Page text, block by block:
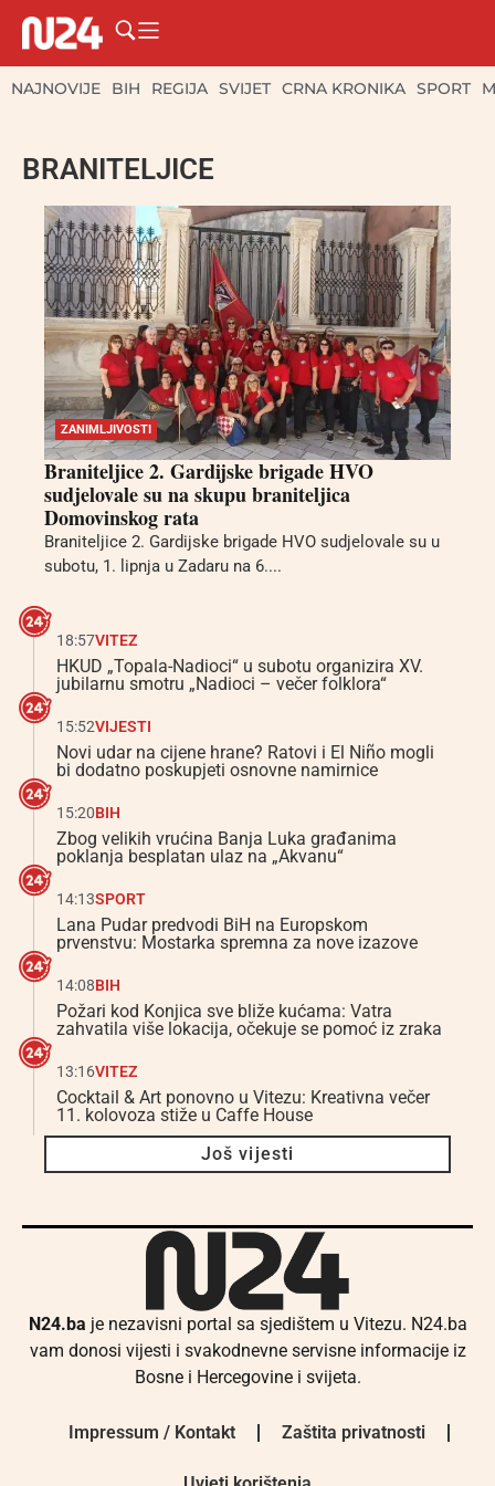
NAJNOVIJE BIH REGIJA SVIJET CRNA KRONIKA SPORT
BRANITELJICE
ZANIMLJIVOSTI
Braniteljice 2. Gardijske brigade HVO
sudjelovale su na skupu braniteljica
Domovinskog rata
Braniteljice 2. Gardijske brigade HVO sudjelovale su u
subotu, 1. lipnja u Zadaru na 6....
18:57VITEZ
HKUD „Topala-Nadioci“ u subotu organizira XV.
jubilarnu smotru „Nadioci – večer folklora“
15:52VIJESTI
Novi udar na cijene hrane? Ratovi i El Niño mogli
bi dodatno poskupjeti osnovne namirnice
15:20BIH
Zbog velikih vrućina Banja Luka građanima
poklanja besplatan ulaz na „Akvanu“
14:13SPORT
Lana Pudar predvodi BiH na Europskom
prvenstvu: Mostarka spremna za nove izazove
14:08BIH
Požari kod Konjica sve bliže kućama: Vatra
zahvatila više lokacija, očekuje se pomoć iz zraka
13:16VITEZ
Cocktail & Art ponovno u Vitezu: Kreativna večer
11. kolovoza stiže u Caffe House
Još vijesti
N24.ba je nezavisni portal sa sjedištem u Vitezu. N24.ba
vam donosi vijesti i svakodnevne servisne informacije iz
Bosne i Hercegovine i svijeta.
Impressum / Kontakt Zaštita privatnosti